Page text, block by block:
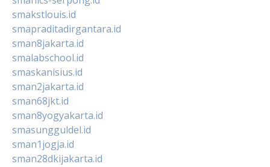
smakstlouis.id
smapraditadirgantara.id
sman8jakarta.id
smalabschool.id
smaskanisius.id
sman2jakarta.id
sman68jkt.id
sman8yogyakarta.id
smasungguldel.id
sman1jogja.id
sman28dkijakarta.id